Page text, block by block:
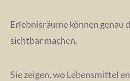
Erlebnisräume können genau
sichtbar machen.
Sie zeigen, wo Lebensmittel